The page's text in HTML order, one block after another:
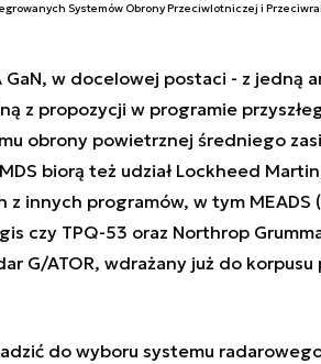
Systemów Obrony Przeciwlotniczej i
w docelowej postaci - z jedną
z propozycji w programie
obrony powietrznej średniego
biorą też udział Lockheed
z innych programów, w tym MEADS
czy TPQ-53 oraz Northrop
G/ATOR, wdrażany już do
do wyboru systemu